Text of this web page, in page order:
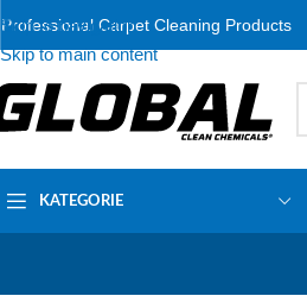
Skip to navigation
Skip to main content
Professional Carpet Cleaning Products
KATEGORIE